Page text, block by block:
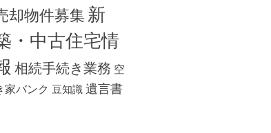
却物件募集 新
・中古住宅情
相続手続き業務 空
家バンク 豆知識 遺言書